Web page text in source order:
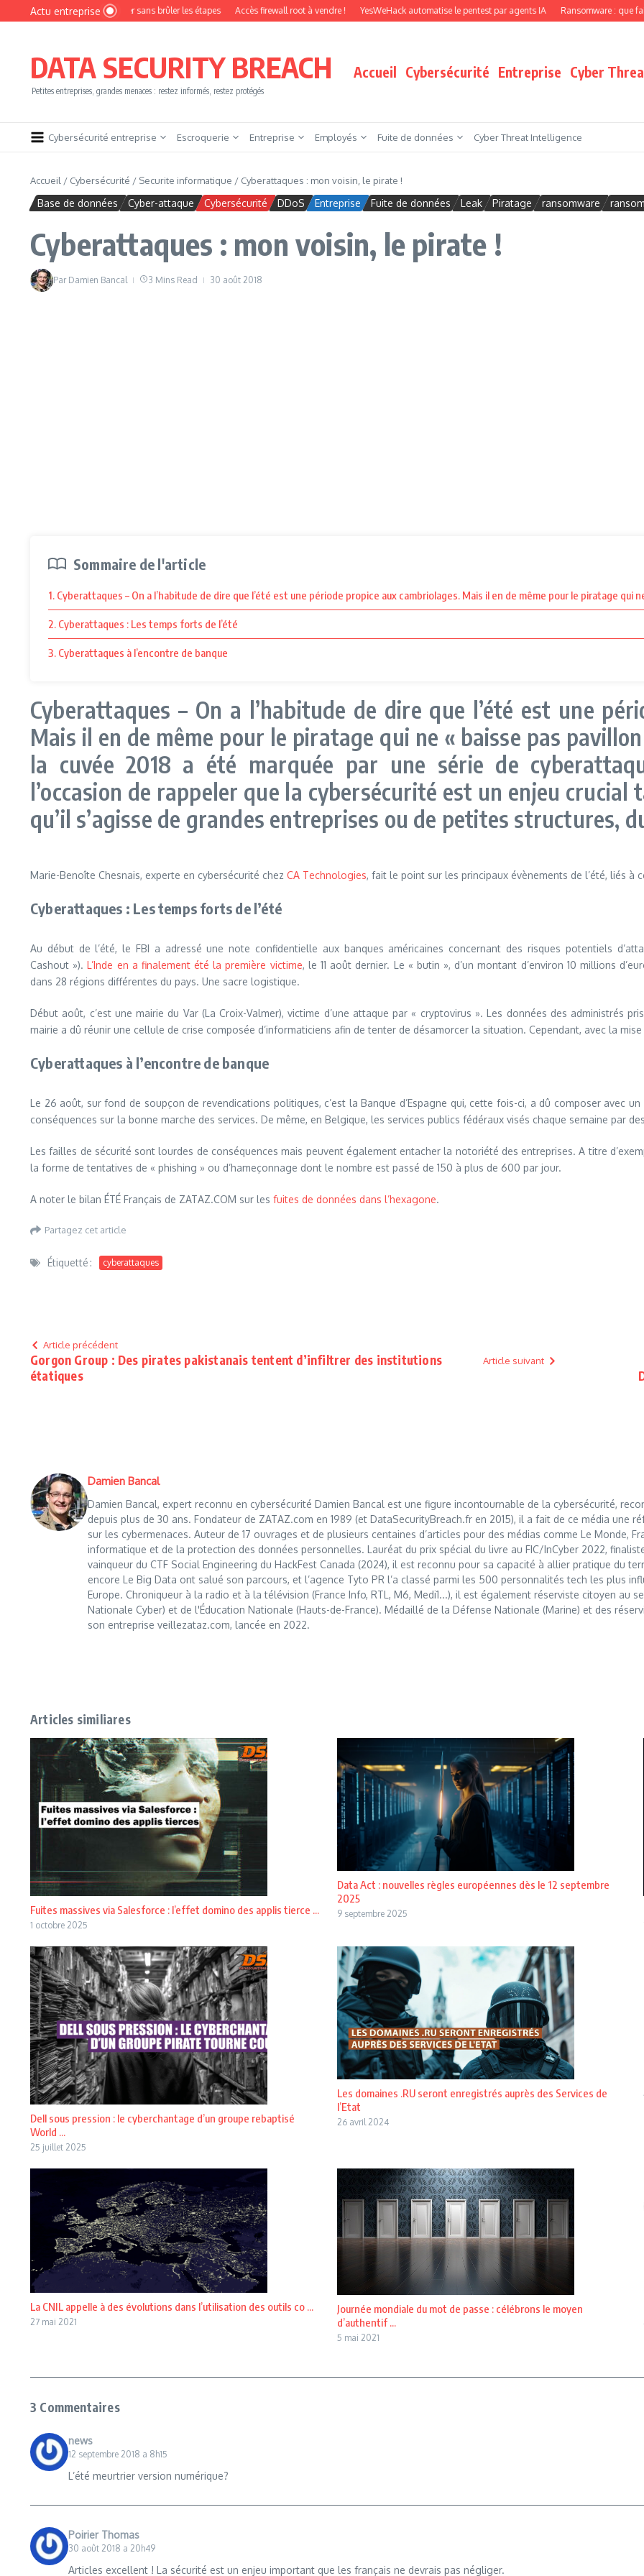
Aller au contenu
Actu entreprise
devenir pentester sans brûler les étapes Accès firewall root à vendre ! YesWeHack automatise le pentest par agents IA Ransomware : que faire
DATA SECURITY BREACH
Petites entreprises, grandes menaces : restez informés, restez protégés
Accueil Cybersécurité Entreprise Cyber
Cybersécurité entreprise Escroquerie Entreprise Employés Fuite de données Cyber Threat Intelligence
Accueil / Cybersécurité / Securite informatique / Cyberattaques : mon voisin, le pirate !
Base de données Cyber-attaque Cybersécurité DDoS Entreprise Fuite de données Leak Piratage ransomware
Cyberattaques : mon voisin, le pirate !
Par Damien Bancal 3 Mins Read 30 août 2018
Sommaire de l'article
1. Cyberattaques – On a l’habitude de dire que l’été est une période propice aux cambriolages. Mais il en de même pour le piratage
2. Cyberattaques : Les temps forts de l’été
3. Cyberattaques à l’encontre de banque
Cyberattaques – On a l’habitude de dire que l’été est une
Mais il en de même pour le piratage qui ne « baisse pas
la cuvée 2018 a été marquée par une série de
l’occasion de rappeler que la cybersécurité est un enjeu
qu’il s’agisse de grandes entreprises ou de petites structures,
Marie-Benoîte Chesnais, experte en cybersécurité chez CA Technologies, fait le point sur les principaux évènements de l’été, liés à
Cyberattaques : Les temps forts de l’été
Au début de l’été, le FBI a adressé une note confidentielle aux banques américaines concernant des risques potentiels
Cashout »).L’Inde en a finalement été la première victime, le 11 août dernier. Le « butin », d’un montant d’environ 10 millions
dans 28 régions différentes du pays. Une sacre logistique.
Début août, c’est une mairie du Var (La Croix-Valmer), victime d’une attaque par « cryptovirus ». Les données des administrés
mairie a dû réunir une cellule de crise composée d’informaticiens afin de tenter de désamorcer la situation. Cependant, avec la
Cyberattaques à l’encontre de banque
Le 26 août, sur fond de soupçon de revendications politiques, c’est la Banque d’Espagne qui, cette fois-ci, a dû composer avec
conséquences sur la bonne marche des services. De même, en Belgique, les services publics fédéraux visés chaque semaine par
Les failles de sécurité sont lourdes de conséquences mais peuvent également entacher la notoriété des entreprises. A titre
la forme de tentatives de « phishing » ou d’hameçonnage dont le nombre est passé de 150 à plus de 600 par jour.
A noter le bilan ÉTÉ Français de ZATAZ.COM sur les fuites de données dans l’hexagone.
Partagez cet article
Étiquetté : cyberattaques
Article précédent
Gorgon Group : Des pirates pakistanais tentent d’infiltrer des institutions
étatiques
Article suivant
Damien Bancal
Damien Bancal, expert reconnu en cybersécurité Damien Bancal est une figure incontournable de la cybersécurité,
depuis plus de 30 ans. Fondateur de ZATAZ.com en 1989 (et DataSecurityBreach.fr en 2015), il a fait de ce média une
sur les cybermenaces. Auteur de 17 ouvrages et de plusieurs centaines d’articles pour des médias comme Le Monde,
informatique et de la protection des données personnelles. Lauréat du prix spécial du livre au FIC/InCyber 2022,
vainqueur du CTF Social Engineering du HackFest Canada (2024), il est reconnu pour sa capacité à allier pratique du
encore Le Big Data ont salué son parcours, et l’agence Tyto PR l’a classé parmi les 500 personnalités tech les plus
Europe. Chroniqueur à la radio et à la télévision (France Info, RTL, M6, Medi1...), il est également réserviste citoyen au
Nationale Cyber) et de l'Éducation Nationale (Hauts-de-France). Médaillé de la Défense Nationale (Marine) et des
son entreprise veillezataz.com, lancée en 2022.
Articles similiares
Fuites massives via Salesforce : l’effet domino des applis tierce ...
1 octobre 2025
Data Act : nouvelles règles européennes dès le 12 septembre
2025
9 septembre 2025
Dell sous pression : le cyberchantage d’un groupe rebaptisé
World ...
25 juillet 2025
Les domaines .RU seront enregistrés auprès des Services de
l’Etat
26 avril 2024
La CNIL appelle à des évolutions dans l’utilisation des outils co ...
27 mai 2021
Journée mondiale du mot de passe : célébrons le moyen
d’authentif ...
5 mai 2021
3 Commentaires
news
12 septembre 2018 a 8h15
L’été meurtrier version numérique?
Poirier Thomas
30 août 2018 a 20h49
Articles excellent ! La sécurité est un enjeu important que les français ne devrais pas négliger.